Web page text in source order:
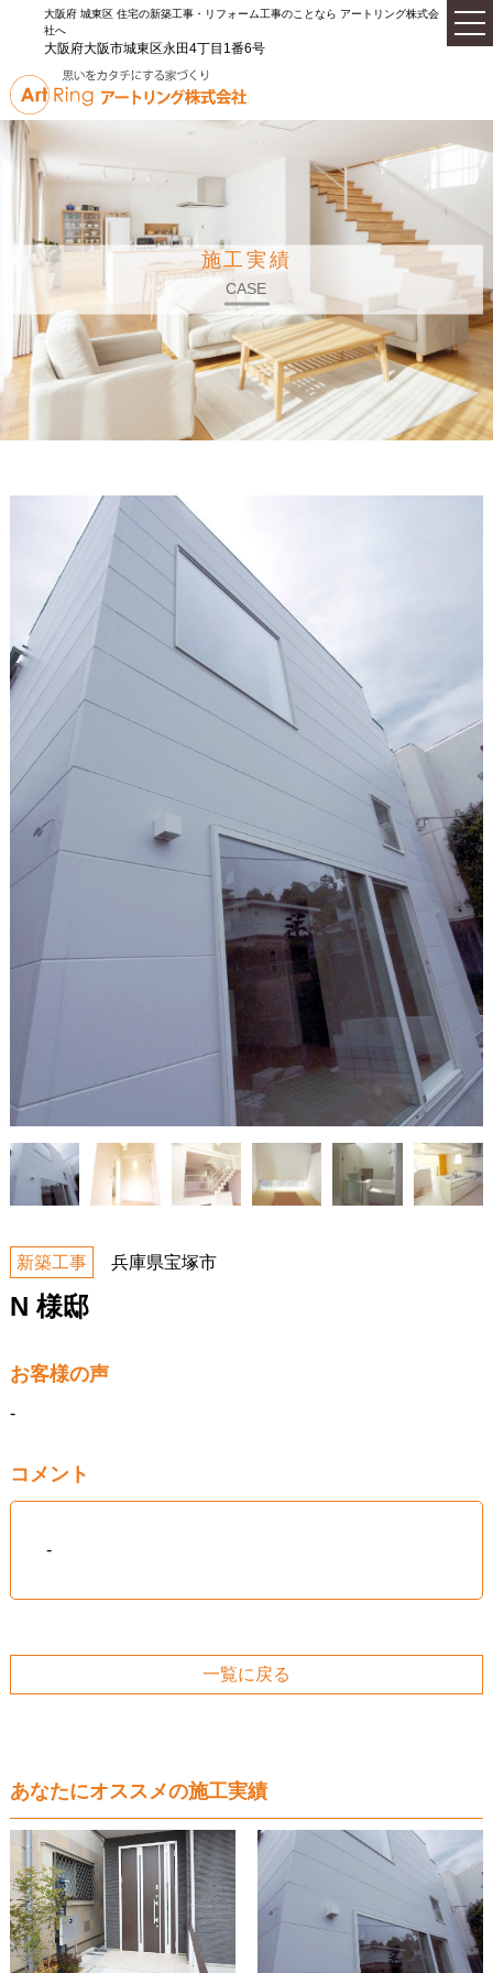
大阪府 城東区 住宅の新築工事・リフォーム工事のことなら アートリング株式会
社へ
大阪府大阪市城東区永田4丁目1番6号
施工実績
CASE
新築工事 兵庫県宝塚市
N 様邸
お客様の声
-
コメント
-
一覧に戻る
あなたにオススメの施工実績